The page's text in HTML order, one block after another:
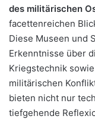
des militärischen
facettenreichen
Diese Museen und
Erkenntnisse über
Kriegstechnik
militärischen
bieten nicht nur
tiefgehende